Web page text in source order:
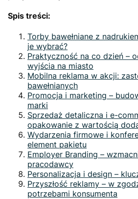
Spis treści:
Torby bawełniane z
je wybrać?
Praktyczność na co dzień –
wyjścia na miasto
Mobilna reklama w akcji:
bawełnianych
Promocja i marketing –
marki
Sprzedaż detaliczna i e-
opakowanie z wartością
Wydarzenia firmowe i
element pakietu
Employer Branding –
pracodawcy
Personalizacja i design –
Przyszłość reklamy – w
potrzebami konsumenta